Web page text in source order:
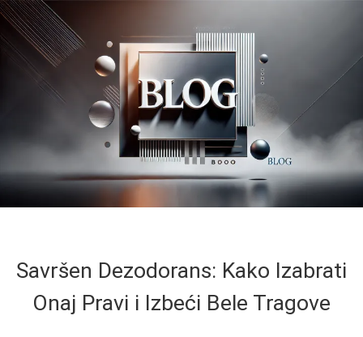
Savršen Dezodorans: Kako Izabrati
Onaj Pravi i Izbeći Bele Tragove